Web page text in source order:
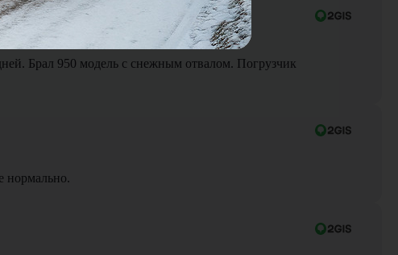
Брал 950 модель с снежным отвалом. Погрузчик
нормально.